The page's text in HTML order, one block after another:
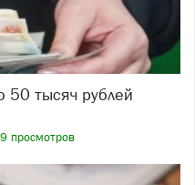
просмотров